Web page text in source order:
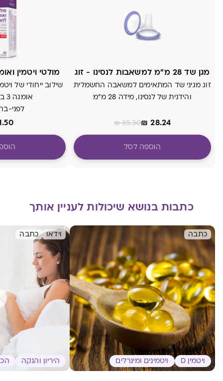
מגן שד 28 מ״מ למשאבות לנסינו - זוג
זוג מגיני שד המתאימים למשאבה החשמלית
והידנית של לנסינו, מידה 28 מ״מ
₪ 28.24
₪35.30
הוספה לסל
מולטי ויטמין ואומגה 3 לנשים
שילוב ייחודי של
אומגה 3 בכמוסה אחת
לפני-
חדש -
כתבות בנושא שיכולות לעניין אותך
כתבה
ויטמין D ויטמינים ומינרלים
וידאו כתבה
היריון והנקה